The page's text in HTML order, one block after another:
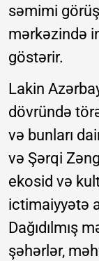
səmimi
mərkəzində
göstərir.
Lakin
dövründə
və bunları
və Şərqi
ekosid və
ictimaiyyətə
Dağıdılmış
şəhərlər,